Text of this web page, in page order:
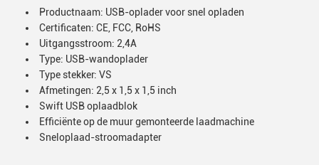
Productnaam: USB-oplader voor snel opladen
Certificaten: CE, FCC, RoHS
Uitgangsstroom: 2,4A
Type: USB-wandoplader
Type stekker: VS
Afmetingen: 2,5 x 1,5 x 1,5 inch
Swift USB oplaadblok
Efficiënte op de muur gemonteerde laadmachine
Sneloplaad-stroomadapter